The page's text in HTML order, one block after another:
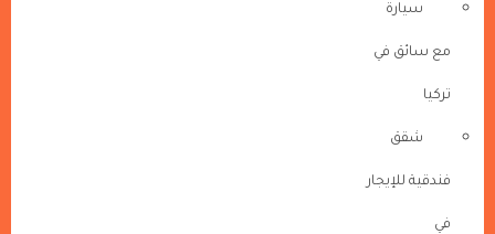
سيارة
مع سائق في
تركيا
شقق
فندقية للإيجار
في